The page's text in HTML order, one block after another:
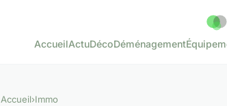
AccueilActuDécoDéménagement
Accueil›Immo